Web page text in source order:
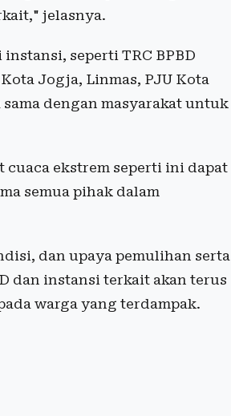
jelasnya.
seperti TRC BPBD
Jogja, Linmas, PJU Kota
dengan masyarakat untuk
cuaca ekstrem seperti ini dapat
semua pihak dalam
dan upaya pemulihan serta
dan instansi terkait akan terus
warga yang terdampak.